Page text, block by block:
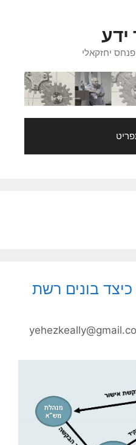
ידע
יחזקאלי
בונים רשת